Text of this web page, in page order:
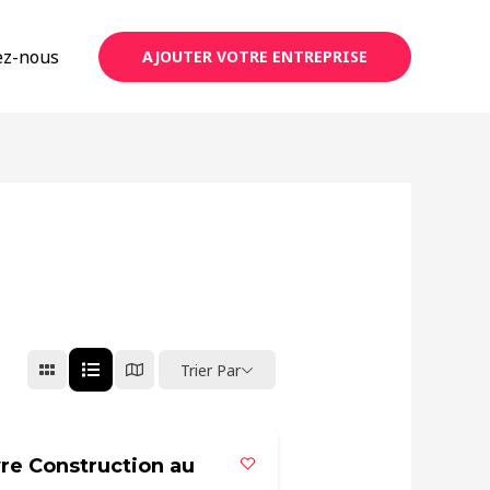
nous AJOUTER VOTRE ENTREPRISE
Trier Par
Construction au